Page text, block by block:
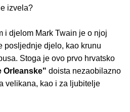
izvela?
i djelom Mark Twain je o njoj
posljednje djelo, kao krunu
Stoga je ovo prvo hrvatsko
Orleanske" doista nezaobilazno
velikana, kao i za ljubitelje